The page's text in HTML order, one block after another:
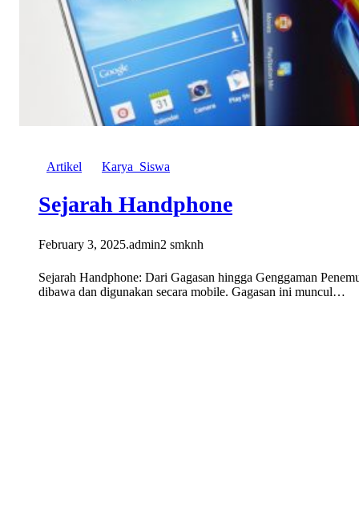
Artikel Karya_Siswa
Sejarah Handphone
February 3, 2025.admin2 smknh
Sejarah Handphone: Dari Gagasan hingga Genggaman
dibawa dan digunakan secara mobile. Gagasan ini muncul…